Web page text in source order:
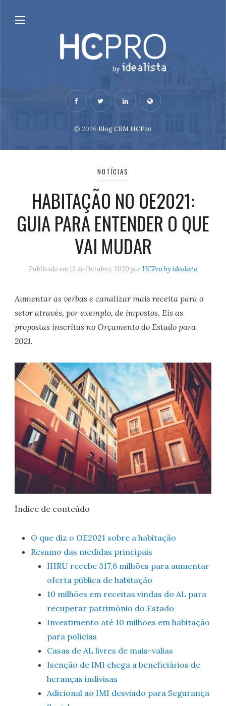
© 2026 Blog CRM HCPro
NOTÍCIAS
HABITAÇÃO NO OE2021:
GUIA PARA ENTENDER O QUE
VAI MUDAR
Publicado em 13 de Outubro, 2020 porHCPro by idealista
Aumentar as verbas e canalizar mais receita para o
setor através, por exemplo, de impostos. Eis as
propostas inscritas no Orçamento do Estado para
2021.
Índice de conteúdo
O que diz o OE2021 sobre a habitação
Resumo das medidas principais
IHRU recebe 317,6 milhões para aumentar
oferta pública de habitação
10 milhões em receitas vindas do AL para
recuperar património do Estado
Investimento até 10 milhões em habitação
para polícias
Casas de AL livres de mais-valias
Isenção de IMI chega a beneficiários de
heranças indivisas
Adicional ao IMI desviado para Segurança